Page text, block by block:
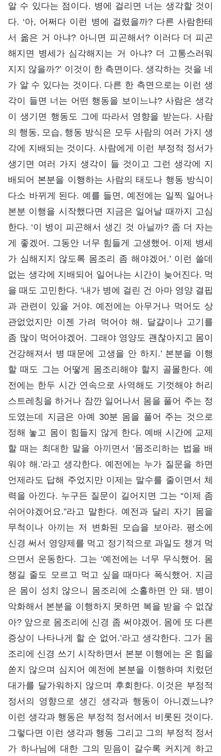
알 수 있다는 점이다. 병에 걸리면 너는 생각할 것이
다. ‘아, 어쩌다 이런 병에 걸렸을까? 다른 사람한테
서 옮은 거 아냐? 아니면 피곤해서? 이러다 더 피곤
해지면 병세가 심각해지는 거 아냐? 더 고통스러워
지지 않을까?’ 이것이 한 측면이다. 생각하는 것을 네
가 알 수 있다는 것이다. 다른 한 측면으로는 이런 생
각이 들면 너는 어떤 행동을 보이느냐? 사람은 생각
이 생기면 행동도 그에 따라서 영향을 받는다. 사람
의 행동, 모습, 행동 방식은 모두 사람의 여러 가지 생
각에 지배되는 것이다. 사람에게 이런 부정적 정서가
생기면 여러 가지 생각이 들 것이고 그런 생각에 지
배되어 본분을 이행하는 사람의 태도나 행동 방식이
다소 바뀌게 된다. 예를 들면, 예전에는 일찍 일어나
본분 이행을 시작했다면 지금은 일어날 때까지 고심
한다. ‘이 병이 피곤해서 생긴 것 아닐까? 좀 더 자는
게 좋겠어. 그동안 너무 힘들게 고생했어. 이제 병세
가 심해지지 않도록 몸조리 좀 해야겠어.’ 이런 쓸데
없는 생각에 지배되어 일어나는 시간이 늦어진다. 먹
을 때도 고민한다. ‘내가 병에 걸린 건 아마 영양 결핍
과 관련이 있을 거야. 예전에는 아무거나 먹어도 상
관없었지만 이젠 가려 먹어야 해. 달걀이나 고기를
좀 많이 먹어야겠어. 그래야 영양도 괜찮아지고 몸이
건강해져서 병 때문에 고생을 안 하지.’ 본분을 이행
할 때도 그는 어떻게 몸조리해야 할지 골몰한다. 예
전에는 한두 시간 연속으로 사역해도 기껏해야 허리
스트레칭을 하거나 잠깐 일어나서 몸을 풀어 주는 정
도였는데 지금은 아예 30분 몸을 풀어 주는 것으로
정해 놓고 몸이 힘들지 않게 한다. 예배 시간에 교제
할 때는 최대한 말을 아끼면서 ‘몸조리하는 법을 배
워야 해.’라고 생각한다. 예전에는 누가 질문을 하면
언제라도 답해 주었지만 이제는 말수를 줄이면서 체
력을 아낀다. 누구든 질문이 길어지면 그는 “이제 좀
쉬어야겠어요.”라고 말한다. 예전과 달리 자기 몸을
무척이나 아끼는 저 변화된 모습을 보아라. 평소에
신경 써서 영양제를 먹고 정기적으로 과일도 챙겨 먹
으면서 운동한다. 그는 ‘예전에는 너무 무식했어. 몸
챙길 줄도 모르고 먹고 싶을 때마다 폭식했어. 지금
은 몸이 성치 않으니 몸조리에 소홀하면 안 돼. 병이
악화해서 본분을 이행하지 못하면 복을 받을 수 없잖
아? 앞으로 몸조리에 신경 좀 써야겠어. 몸에 또 다른
증상이 나타나게 할 순 없어.’라고 생각한다. 그가 몸
조리에 신경 쓰기 시작하면서 본분 이행에는 온 힘을
쏟지 않으며 심지어 예전에 본분을 이행하며 치렀던
대가를 달가워하지 않으며 후회한다. 이것은 부정적
정서의 영향으로 생긴 생각과 행동이 아니겠느냐?
이런 생각과 행동은 부정적 정서에서 비롯된 것이다.
그렇다면 이런 생각과 행동 그리고 그의 부정적 정서
가 하나님에 대한 그의 믿음이 갈수록 커지게 하고